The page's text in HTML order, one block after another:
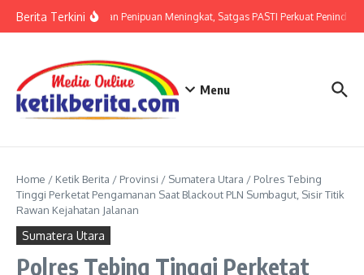
Berita TerkiniAncaman Penipuan Meningkat, Satgas PASTI Perkuat Penindakan
Menu
Home / Ketik Berita / Provinsi / Sumatera Utara / Polres Tebing
Tinggi Perketat Pengamanan Saat Blackout PLN Sumbagut, Sisir Titik
Rawan Kejahatan Jalanan
Sumatera Utara
Polres Tebing Tinggi Perketat